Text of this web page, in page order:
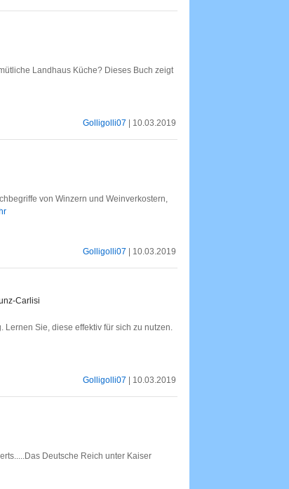
Landhaus Küche? Dieses Buch zeigt
Golligolli07 | 10.03.2019
von Winzern und Weinverkostern,
Golligolli07 | 10.03.2019
Carlisi
Lernen Sie, diese effektiv für sich zu nutzen.
Golligolli07 | 10.03.2019
Deutsche Reich unter Kaiser